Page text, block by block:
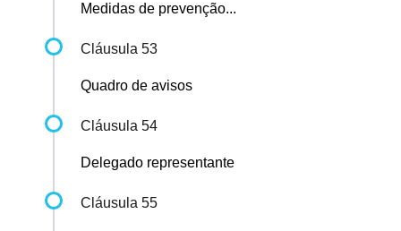
Medidas de prevenção...
Cláusula 53
Quadro de avisos
Cláusula 54
Delegado representante
Cláusula 55